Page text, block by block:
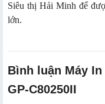
Siêu thị Hải Minh để
lớn.
Bình luận Máy
GP-C80250II